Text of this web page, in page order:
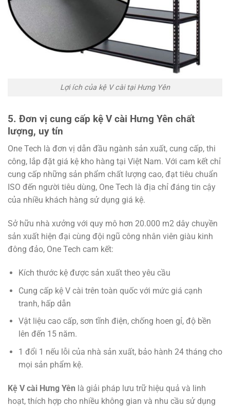
Lợi ích của kệ V cài tại Hưng Yên
5. Đơn vị cung cấp kệ V cài Hưng Yên chất
lượng, uy tín
One Tech là đơn vị dẫn đầu ngành sản xuất, cung cấp, thi
công, lắp đặt giá kệ kho hàng tại Việt Nam. Với cam kết chỉ
cung cấp những sản phẩm chất lượng cao, đạt tiêu chuẩn
ISO đến người tiêu dùng, One Tech là địa chỉ đáng tin cậy
của nhiều khách hàng sử dụng giá kệ.
Sở hữu nhà xưởng với quy mô hơn 20.000 m2 dây chuyền
sản xuất hiện đại cùng đội ngũ công nhân viên giàu kinh
đông đảo, One Tech cam kết:
Kích thước kệ được sản xuất theo yêu cầu
Cung cấp kệ V cài trên toàn quốc với mức giá cạnh
tranh, hấp dẫn
Vật liệu cao cấp, sơn tĩnh điện, chống hoen gỉ, độ bền
lên đến 15 năm.
1 đổi 1 nếu lỗi của nhà sản xuất, bảo hành 24 tháng cho
mọi sản phẩm kệ.
Kệ V cài Hưng Yên là giải pháp lưu trữ hiệu quả và linh
hoạt, thích hợp cho nhiều không gian và nhu cầu sử dụng